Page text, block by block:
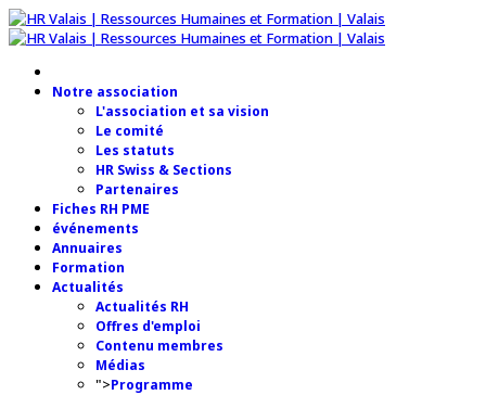
Notre association
L'association et sa vision
Le comité
Les statuts
HR Swiss & Sections
Partenaires
Fiches RH PME
événements
Annuaires
Formation
Actualités
Actualités RH
Offres d'emploi
Contenu membres
Médias
">Programme